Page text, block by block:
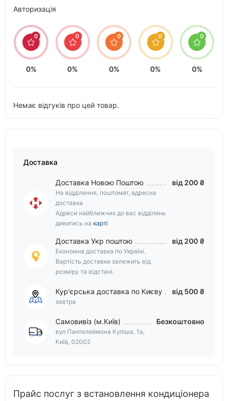
Авторизація
0
0%
0
0%
0
0%
0
0%
0
0%
Немає відгуків про цей товар.
Доставка
Доставка Новою Поштою
На відділення, поштомат, адресна
доставка
Адреси найближчих до вас відділень
дивитись на карті
від 200 ₴
Доставка Укр поштою
Економна доставка по Україні.
Вартість доставки залежить від
розміру та відстані.
від 200 ₴
Кур'єрська доставка по Києву
завтра
від 500 ₴
Самовивіз (м.Київ)
вул Пантелеймона Куліша, 1а,
Київ, 02002
Безкоштовно
Прайс послуг з встановлення кондиціонера